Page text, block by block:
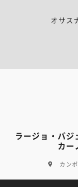
オサス
ラージョ・バジ
カー
カン